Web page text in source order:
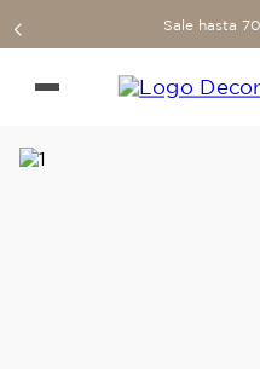
Sale hasta